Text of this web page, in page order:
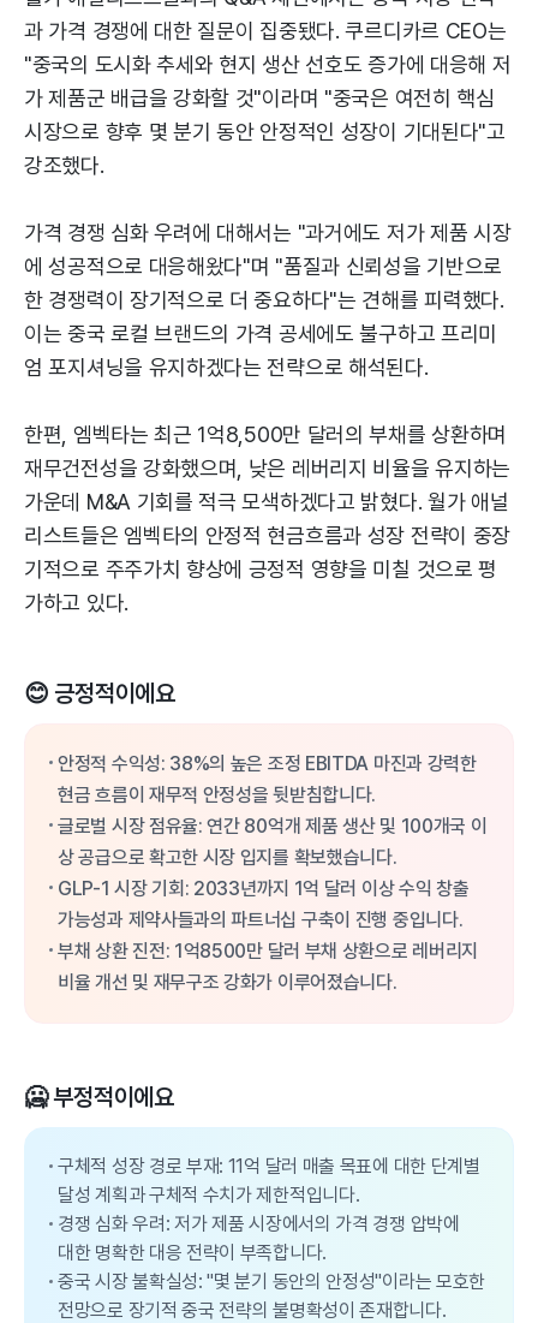
과 가격 경쟁에 대한 질문이 집중됐다. 쿠르디카르 CEO는
"중국의 도시화 추세와 현지 생산 선호도 증가에 대응해 저
가 제품군 배급을 강화할 것"이라며 "중국은 여전히 핵심
시장으로 향후 몇 분기 동안 안정적인 성장이 기대된다"고
강조했다.
가격 경쟁 심화 우려에 대해서는 "과거에도 저가 제품 시장
에 성공적으로 대응해왔다"며 "품질과 신뢰성을 기반으로
한 경쟁력이 장기적으로 더 중요하다"는 견해를 피력했다.
이는 중국 로컬 브랜드의 가격 공세에도 불구하고 프리미
엄 포지셔닝을 유지하겠다는 전략으로 해석된다.
한편, 엠벡타는 최근 1억8,500만 달러의 부채를 상환하며
재무건전성을 강화했으며, 낮은 레버리지 비율을 유지하는
가운데 M&A 기회를 적극 모색하겠다고 밝혔다. 월가 애널
리스트들은 엠벡타의 안정적 현금흐름과 성장 전략이 중장
기적으로 주주가치 향상에 긍정적 영향을 미칠 것으로 평
가하고 있다.
😊 긍정적이에요
안정적 수익성: 38%의 높은 조정 EBITDA 마진과 강력한
현금 흐름이 재무적 안정성을 뒷받침합니다.
글로벌 시장 점유율: 연간 80억개 제품 생산 및 100개국 이
상 공급으로 확고한 시장 입지를 확보했습니다.
GLP-1 시장 기회: 2033년까지 1억 달러 이상 수익 창출
가능성과 제약사들과의 파트너십 구축이 진행 중입니다.
부채 상환 진전: 1억8500만 달러 부채 상환으로 레버리지
비율 개선 및 재무구조 강화가 이루어졌습니다.
🥶 부정적이에요
구체적 성장 경로 부재: 11억 달러 매출 목표에 대한 단계별
달성 계획과 구체적 수치가 제한적입니다.
경쟁 심화 우려: 저가 제품 시장에서의 가격 경쟁 압박에
대한 명확한 대응 전략이 부족합니다.
중국 시장 불확실성: "몇 분기 동안의 안정성"이라는 모호한
전망으로 장기적 중국 전략의 불명확성이 존재합니다.